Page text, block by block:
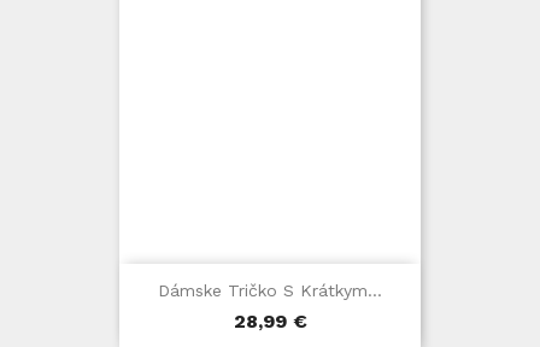
Dámske Tričko S Krátkym...
Cena
28,99 €